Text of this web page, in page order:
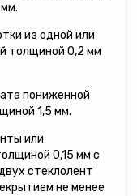
из одной или
толщиной 0,2 мм
пониженной
1,5 мм.
или
0,15 мм с
стеклолент
не менее